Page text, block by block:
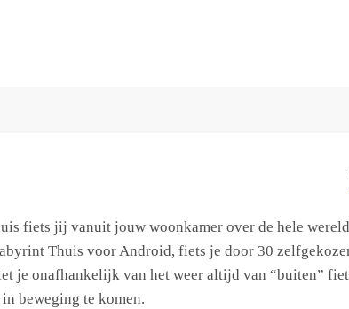
fiets jij vanuit jouw woonkamer over de hele
Thuis voor Android, fiets je door 30
je onafhankelijk van het weer altijd van “buiten”
beweging te komen.